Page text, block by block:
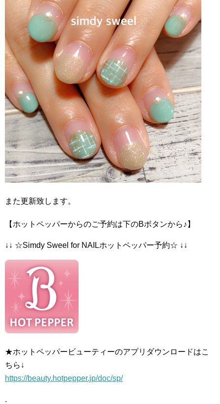
また更新致します。
【ホットペッパーからのご予約は下のBボタンから♪】
↓↓ ☆Simdy Sweel for NAILホットペッパー予約☆ ↓↓
★ホットペッパービューティーのアプリダウンロードはこ
ちら↓
https://beauty.hotpepper.jp/doc/sp/
.